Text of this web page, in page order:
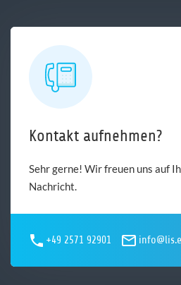
Kontakt aufnehmen?
Sehr gerne! Wir freuen uns auf
Nachricht.
+49 2571 92901